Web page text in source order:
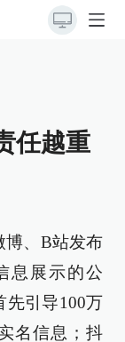
任越重
博、B站发布
息展示的公
先引导100万
名信息；抖